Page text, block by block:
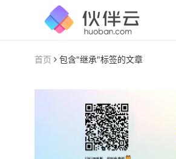
首页 包含"继承"标签的文章